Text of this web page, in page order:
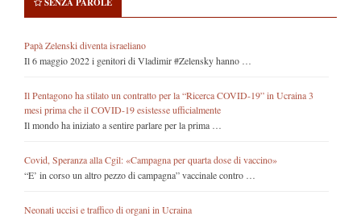
Papà Zelenski diventa israeliano
Il 6 maggio 2022 i genitori di Vladimir #Zelensky hanno …
Il Pentagono ha stilato un contratto per la “Ricerca COVID-19” in Ucraina 3
mesi prima che il COVID-19 esistesse ufficialmente
Il mondo ha iniziato a sentire parlare per la prima …
Covid, Speranza alla Cgil: «Campagna per quarta dose di vaccino»
“E’ in corso un altro pezzo di campagna” vaccinale contro …
Neonati uccisi e traffico di organi in Ucraina